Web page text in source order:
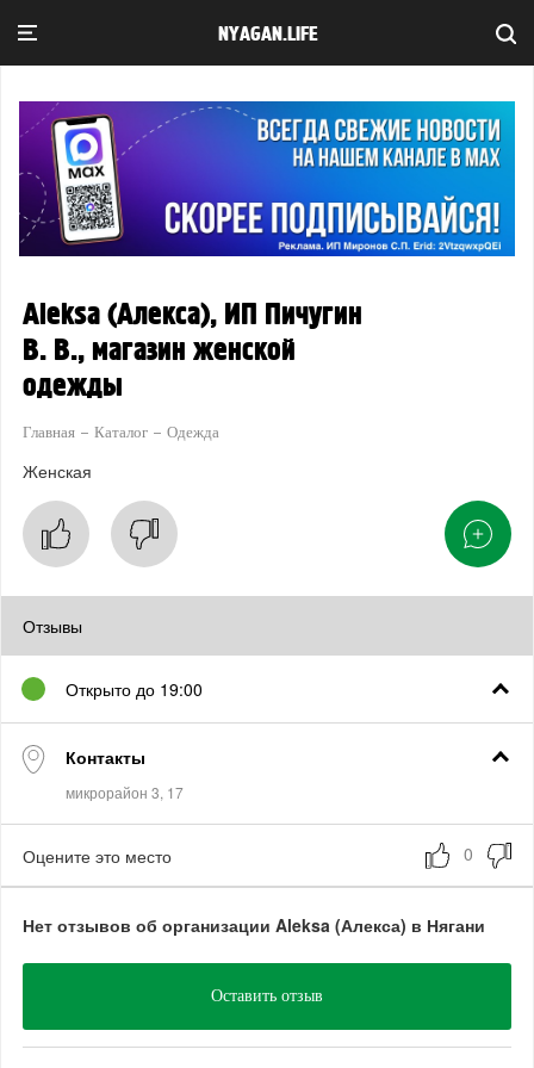
NYAGAN.LIFE
Aleksa (Алекса), ИП Пичугин
В. В., магазин женской
одежды
Главная Каталог Одежда
Женская
Отзывы
Открыто до 19:00
Контакты
Оцените это место
Нет отзывов об организации Aleksa (Алекса) в Нягани
Оставить отзыв